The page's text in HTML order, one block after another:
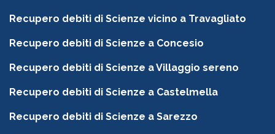
Recupero debiti di Scienze vicino a Travagliato
Recupero debiti di Scienze a Concesio
Recupero debiti di Scienze a Villaggio sereno
Recupero debiti di Scienze a Castelmella
Recupero debiti di Scienze a Sarezzo